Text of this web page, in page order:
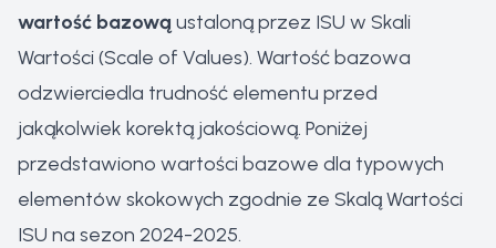
wartość bazową ustaloną przez ISU w Skali
Wartości (Scale of Values). Wartość bazowa
odzwierciedla trudność elementu przed
jakąkolwiek korektą jakościową. Poniżej
przedstawiono wartości bazowe dla typowych
elementów skokowych zgodnie ze Skalą Wartości
ISU na sezon 2024-2025.